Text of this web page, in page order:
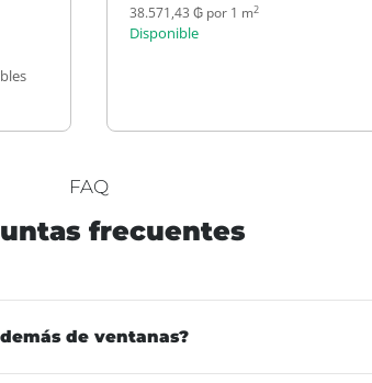
38.571,43 ₲ por 1 m2
Disponible
FAQ
frecuentes
de ventanas?